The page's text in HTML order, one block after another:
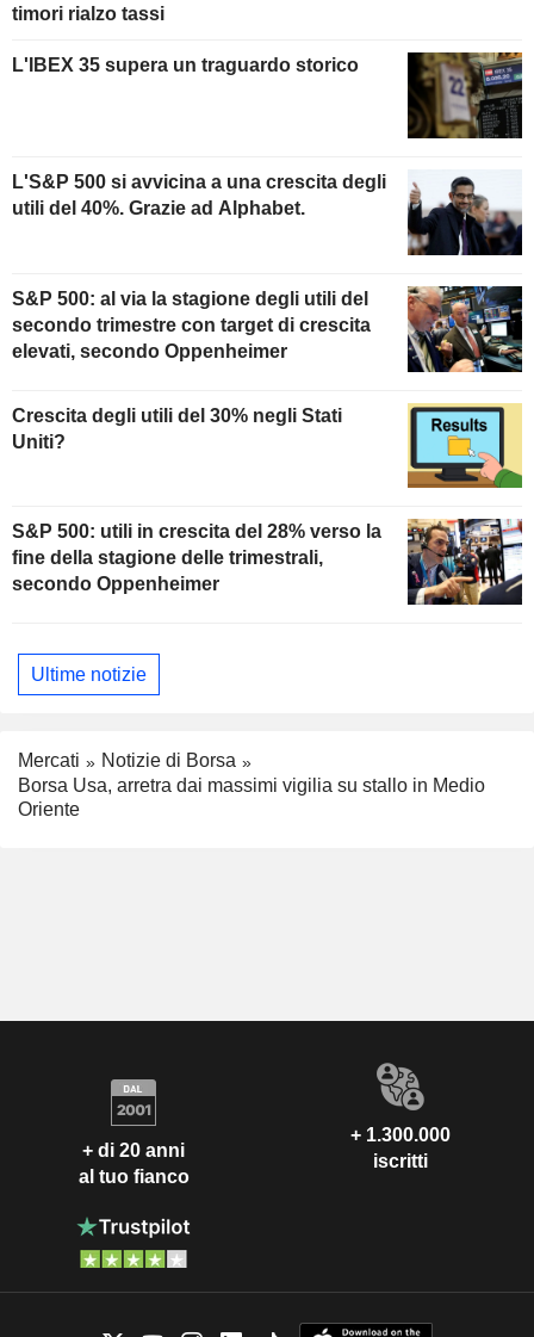
timori rialzo tassi
L'IBEX 35 supera un traguardo storico
L'S&P 500 si avvicina a una crescita degli
utili del 40%. Grazie ad Alphabet.
S&P 500: al via la stagione degli utili del
secondo trimestre con target di crescita
elevati, secondo Oppenheimer
Crescita degli utili del 30% negli Stati
Uniti?
S&P 500: utili in crescita del 28% verso la
fine della stagione delle trimestrali,
secondo Oppenheimer
Ultime notizie
Mercati
Notizie di Borsa
Borsa Usa, arretra dai massimi vigilia su stallo in Medio
Oriente
+ di 20 anni
al tuo fianco
+ 1.300.000
iscritti